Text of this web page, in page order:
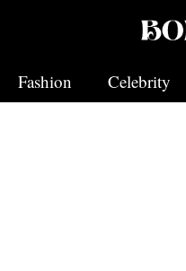
Fashion
Celebrity